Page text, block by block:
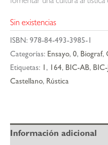
Sin existencias
ISBN: 978-84-493-3985-1
Categorías: Ensayo, 0, Biograf,
Etiquetas: 1 , 164, BIC-AB, BIC-
Castellano, Rústica
Información adicional